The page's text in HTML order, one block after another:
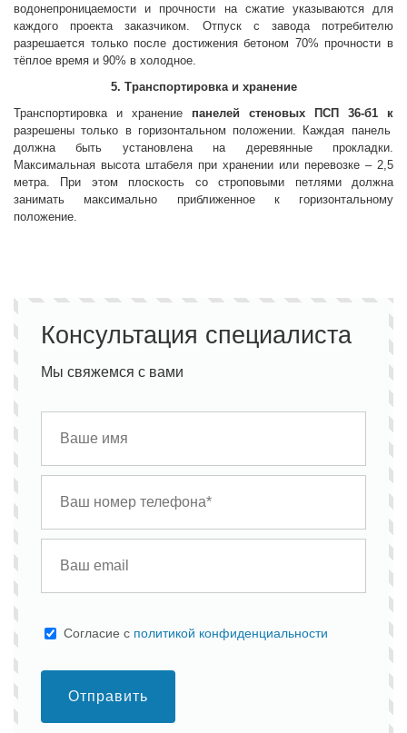
водонепроницаемости и прочности на сжатие указываются для
каждого проекта заказчиком. Отпуск с завода потребителю
разрешается только после достижения бетоном 70% прочности в
тёплое время и 90% в холодное.
5. Транспортировка и хранение
Транспортировка и хранение панелей стеновых
ПСП 36-б1 к
разрешены только в горизонтальном положении. Каждая панель
должна быть установлена на деревянные прокладки.
Максимальная высота штабеля при хранении или перевозке – 2,5
метра. При этом плоскость со строповыми петлями должна
занимать максимально приближенное к горизонтальному
положение.
Консультация специалиста
Мы свяжемся с вами
Cогласие с политикой конфиденциальности
Отправить